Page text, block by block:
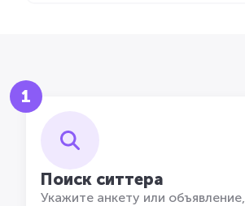
1
Поиск ситтера
Укажите анкету или объявление,